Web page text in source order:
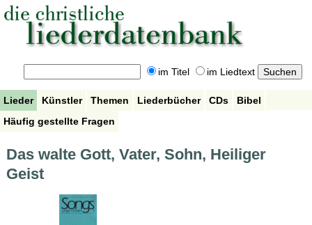
im Titel im Liedtext
Lieder Künstler Themen Liederbücher CDs
Bibel
Häufig gestellte Fragen
Das walte Gott, Vater, Sohn, Heiliger
Geist